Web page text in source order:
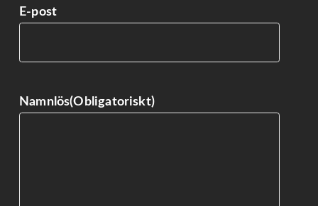
E-post
Namnlös(Obligatoriskt)